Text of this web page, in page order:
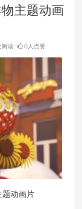
主题动画
读 0人点赞
动画片